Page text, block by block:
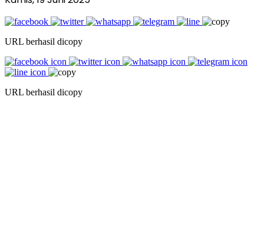
URL berhasil dicopy
URL berhasil dicopy